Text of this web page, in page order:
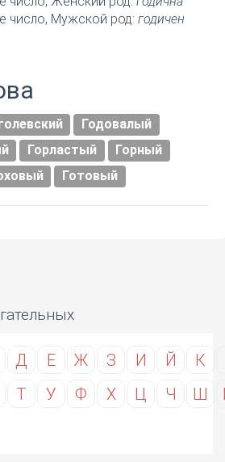
число, Мужской род: годичен
Годовалый
Горластый
Горный
Готовый
Д Е Ж З И Й К
Т У Ф Х Ц Ч Ш